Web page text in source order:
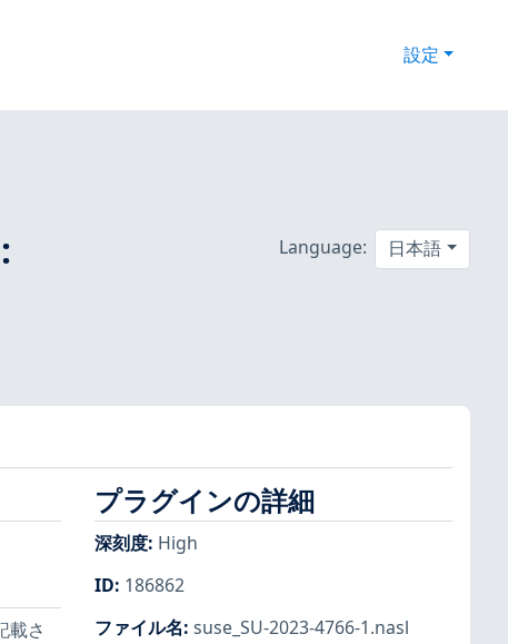
設定
Language: 日本語
載さ
プラグインの詳細
深刻度: High
ID: 186862
ファイル名: suse_SU-2023-4766-1.nasl